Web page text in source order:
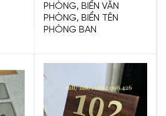
PHÒNG, BIỂN VĂN
PHÒNG, BIỂN TÊN
PHÒNG BAN